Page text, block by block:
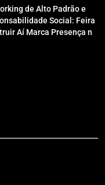
de Alto Padrão e
Social: Feira
Aí Marca Presença no